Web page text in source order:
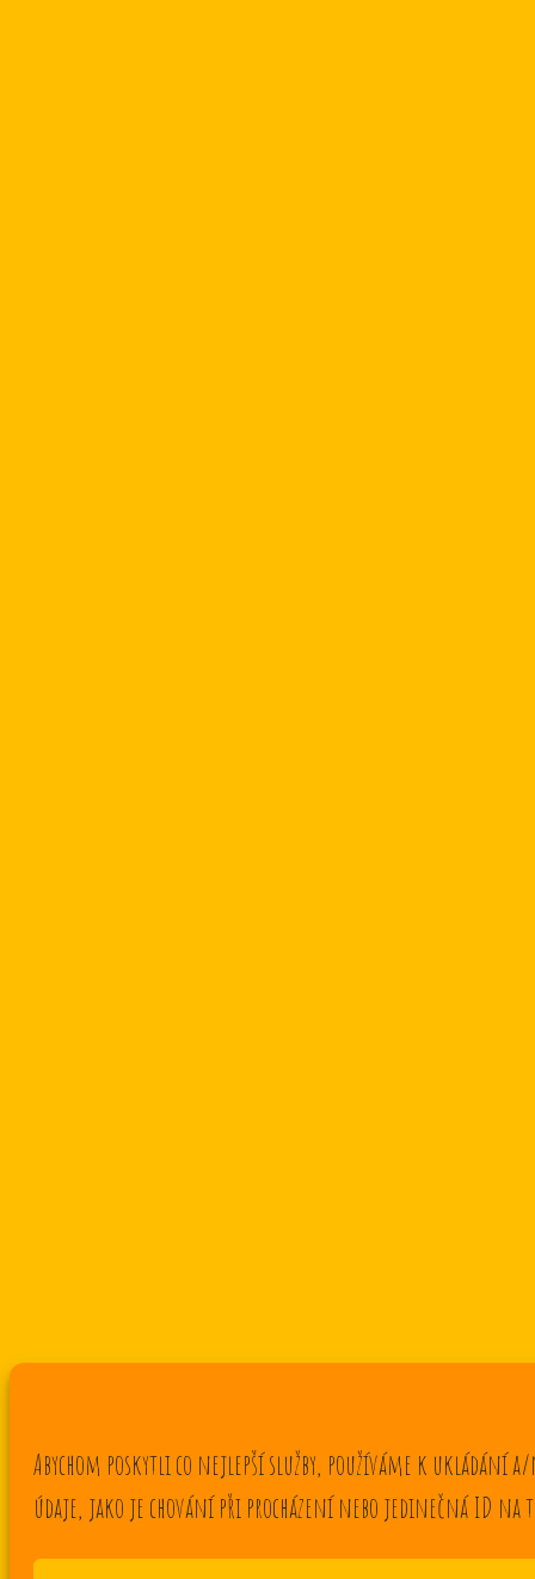
Abychom poskytli co nejlepší služby, používáme k
údaje, jako je chování při procházení nebo jedinečná ID